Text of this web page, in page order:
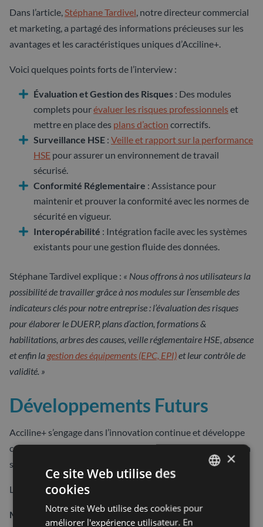
Dans l’article,Stéphane Tardivel, notre directeur commercial
et marketing, a partagé des informations précieuses sur les
avantages et les caractéristiques uniques d’Acciline+.
Voici quelques points forts de l’interview :
Évaluation et Gestion des Risques : Des modules
complets pourévaluer les risques professionnels et
mettre en place des plans d’action correctifs.
Surveillance HSE : Veille et rapport sur la performance
HSE pour assurer un environnement de travail
sécurisé.
Conformité Réglementaire : Assistance pour
maintenir et prouver la conformité avec les normes de
sécurité en vigueur.
Interopérabilité : Intégration facile avec les systèmes
existants pour une gestion fluide des données.
Stéphane Tardivel explique : « Nous offrons à nos utilisateurs la
possibilité de travailler grâce à nos modules sur l’ensemble des
indicateurs clés pour notre entreprise : l’évaluation des risques
pour élaborer le DUERP, plans d’action, formations &
habilitations, arbres des causes, veille réglementaire HSE, absence
et enfin la gestion des équipements (EPC, EPI)et leur contrôle de
validité. »
Développements Futurs
Acciline+ s’engage dans l’innovation continue et développe
constamment de nouvelles fonctionnalités pour améliorer la
sécurité au travail.
Les prochaines améliorations comprennent :
Module d’audit amélioré :Un module d’audit perfectionné,
SPANISH
×
Ce site Web utilise des
cookies
Notre site Web utilise des cookies pour
améliorer l'expérience utilisateur. En